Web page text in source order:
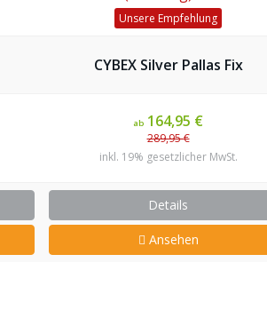
Unsere Empfehlung
CYBEX Silver Pallas Fix
ab 164,95 €
289,95 €
inkl. 19% gesetzlicher MwSt.
Details
Ansehen